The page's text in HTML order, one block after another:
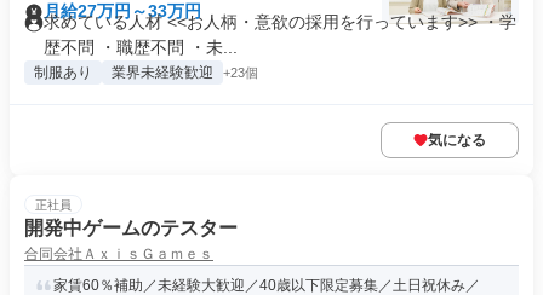
月給27万円～33万円
求めている人材 <<お人柄・意欲の採用を行っています>> ・学
歴不問 ・職歴不問 ・未...
制服あり 業界未経験歓迎 +23個
気になる
正社員
開発中ゲームのテスター
合同会社ＡｘｉｓＧａｍｅｓ
家賃60％補助／未経験大歓迎／40歳以下限定募集／土日祝休み／